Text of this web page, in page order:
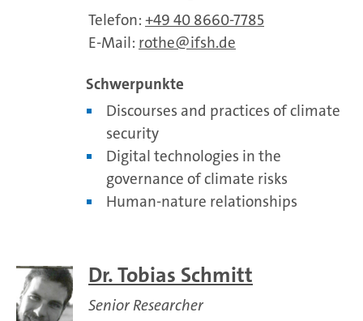
Telefon: +49 40 8660-7785
E-Mail: rothe ifsh.de
Schwerpunkte
Discourses and practices of climate
security
Digital technologies in the
governance of climate risks
Human-nature relationships
Dr. Tobias Schmitt
Senior Researcher